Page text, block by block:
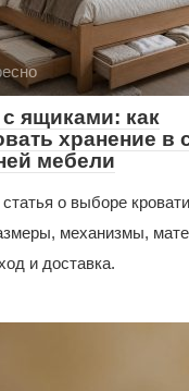
ящиками: как
хранение в
мебели
о выборе
механизмы,
и доставка.